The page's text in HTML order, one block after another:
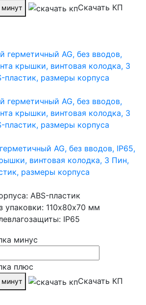
минут Скачать КП
AG, без вводов, IP65,
винтовая колодка, 3 Пин,
размеры корпуса
ABS-пластик
упаковки: 110х80х70 мм
IP65
минут Скачать КП